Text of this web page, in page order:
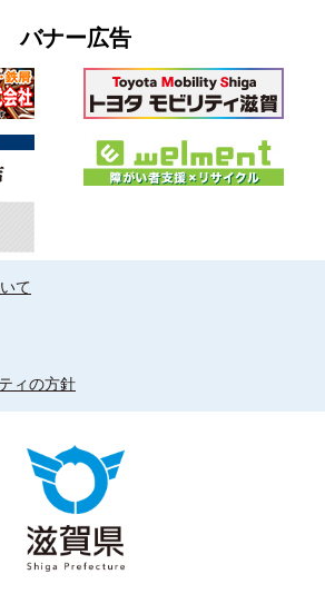
バナー広告
て
ィの方針